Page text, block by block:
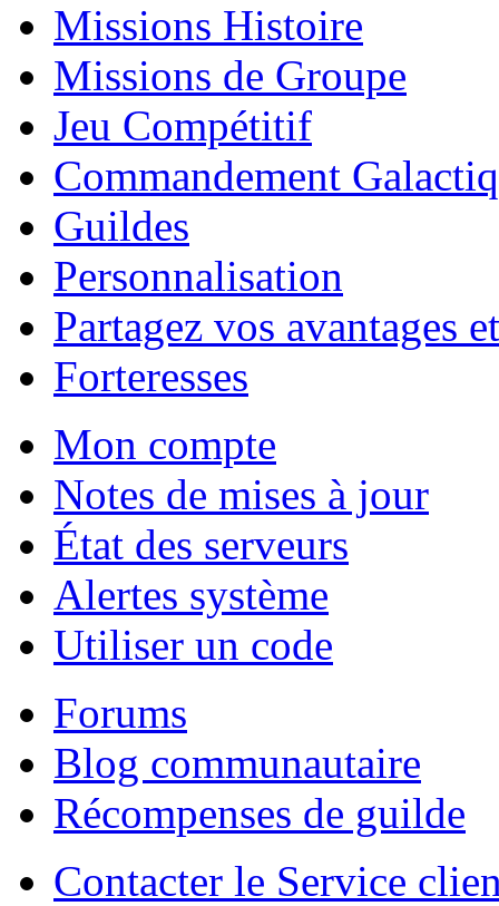
Missions Histoire
Missions de Groupe
Jeu Compétitif
Commandement
Guildes
Personnalisation
Partagez vos avantages
Forteresses
Mon compte
Notes de mises à jour
État des serveurs
Alertes système
Utiliser un code
Forums
Blog communautaire
Récompenses de guilde
Contacter le Service